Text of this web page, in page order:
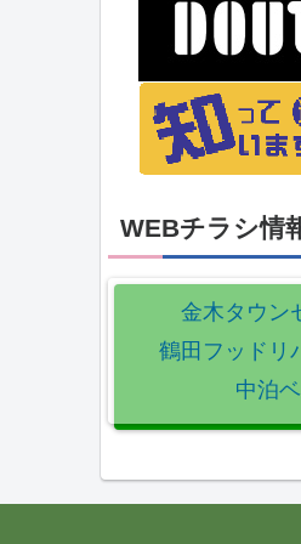
WEBチラシ情
金木タウン
鶴田フッドリ
中泊